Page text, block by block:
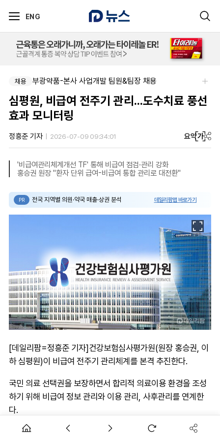
ENG
채용 부광약품-본사 사업개발 팀원&팀장 채용
심평원, 비급여 전주기 관리...도수치료 풍선
효과 모니터링
정흥준 기자 2026-07-09 09:34:01 요약가
'비급여관리체계개선 TF' 통해 비급여 점검·관리 강화
홍승권 원장 "환자 단위 급여-비급여 통합 관리로 대전환"
PR 전국 지역별 의원·약국 매출·상권 분석 데일리팜맵 바로가기
[데일리팜=정흥준 기자]건강보험심사평가원(원장 홍승권, 이
하 심평원)이 비급여 전주기 관리체계를 본격 추진한다.
국민 의료 선택권을 보장하면서 합리적 의료이용 환경을 조성
하기 위해 비급여 정보 관리와 이용 관리, 사후관리를 연계한
다.
비급여는 의료 현장의 자율성을 기반으로 운영돼 왔으나, 일부